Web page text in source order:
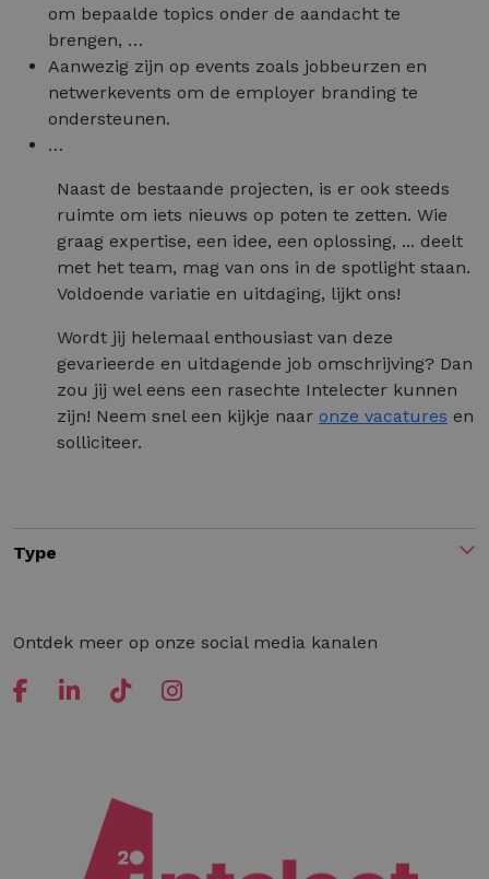
om bepaalde topics onder de aandacht te
brengen, …
Aanwezig zijn op events zoals jobbeurzen en
netwerkevents om de employer branding te
ondersteunen.
…
Naast de bestaande projecten, is er ook steeds
ruimte om iets nieuws op poten te zetten. Wie
graag expertise, een idee, een oplossing, ... deelt
met het team, mag van ons in de spotlight staan.
Voldoende variatie en uitdaging, lijkt ons!
Wordt jij helemaal enthousiast van deze
gevarieerde en uitdagende job omschrijving? Dan
zou jij wel eens een rasechte Intelecter kunnen
zijn! Neem snel een kijkje naar onze vacatures en
solliciteer.
Type
Ontdek meer op onze social media kanalen